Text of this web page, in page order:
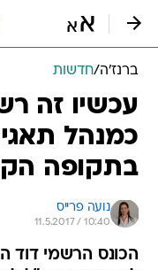
ברנז'ה/חדשות
עכשיו זה
כמנהל
בתקופה
נועה פרייס
11.5.2017 / 10:40
הכונס הרשמי דוד